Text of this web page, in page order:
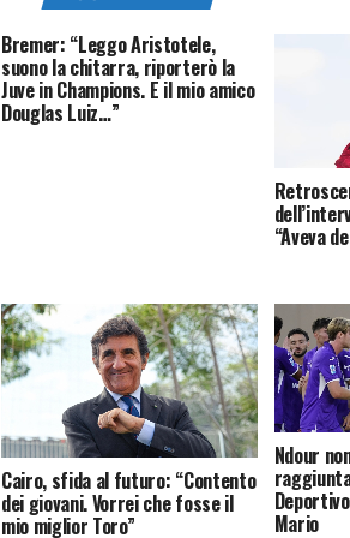
Bremer: “Leggo Aristotele,
suono la chitarra, riporterò la
Juve in Champions. E il mio amico
Douglas Luiz…”
“Aveva
Cairo, sfida al futuro: “Contento
dei giovani. Vorrei che fosse il
mio miglior Toro”
Ndour
Mario